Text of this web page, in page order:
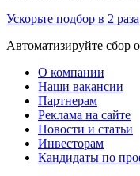
Ускорьте подбор в 2
Автоматизируйте сбор
О компании
Наши вакансии
Партнерам
Реклама на сайте
Новости и статьи
Инвесторам
Кандидаты по